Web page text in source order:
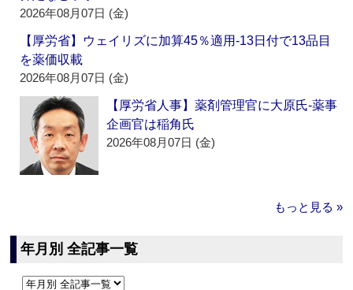
2026年08月07日 (金)
【厚労省】ウェイリズに加算45％適用‐13日付で13品目
を薬価収載
2026年08月07日 (金)
【厚労省人事】薬剤管理官に大原氏‐薬事
企画官は稲角氏
2026年08月07日 (金)
もっと見る »
年月別 全記事一覧